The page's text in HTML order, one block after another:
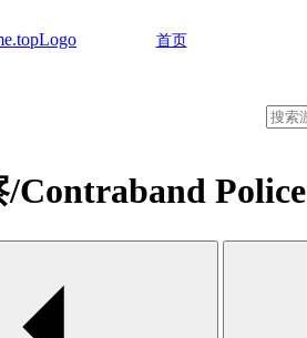
首页
Contraband Police